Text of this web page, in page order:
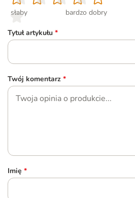
słaby
bardzo dobry
Tytuł artykułu *
Twój komentarz *
Imię *